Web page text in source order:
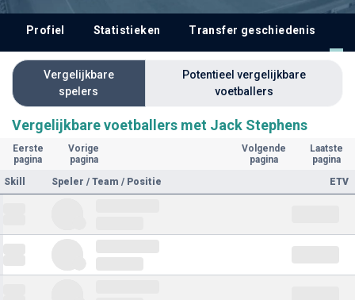
Profiel Statistieken Transfer geschiedenis
Vergelijkbare
spelers
Potentieel vergelijkbare
voetballers
Vergelijkbare voetballers met Jack Stephens
Eerste
pagina
Vorige
pagina
Volgende
pagina
Laatste
pagina
Skill
Speler / Team / Positie ETV